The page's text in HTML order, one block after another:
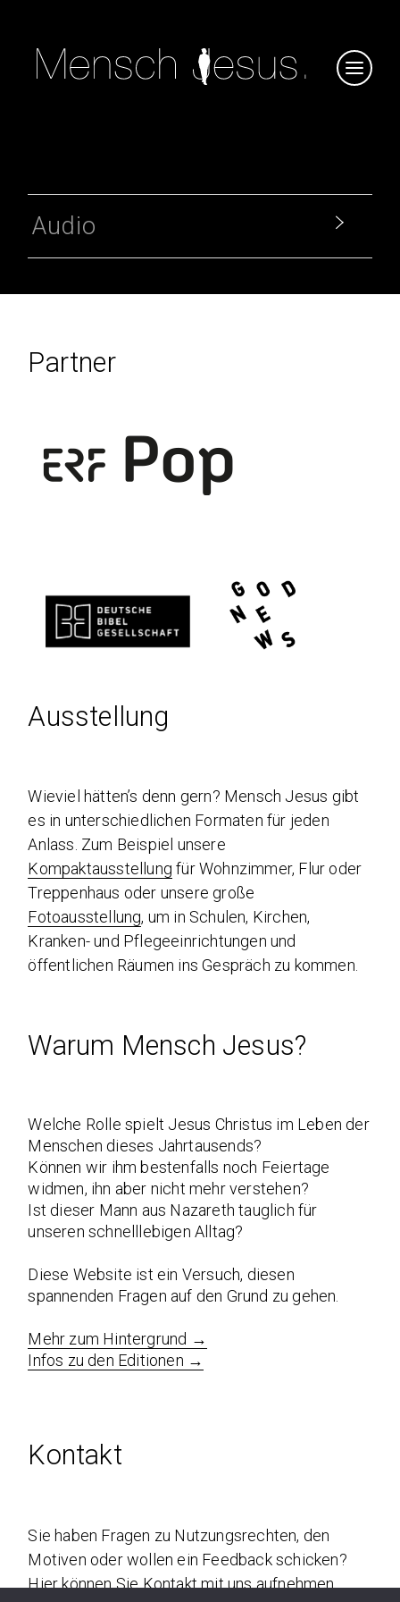
Audio
Partner
Ausstellung
Wieviel hätten’s denn gern? Mensch Jesus gibt
es in unterschiedlichen Formaten für jeden
Anlass. Zum Beispiel unsere
Kompaktausstellung für Wohnzimmer, Flur oder
Treppenhaus oder unsere große
Fotoausstellung, um in Schulen, Kirchen,
Kranken- und Pflegeeinrichtungen und
öffentlichen Räumen ins Gespräch zu kommen.
Warum Mensch Jesus?
Welche Rolle spielt Jesus Christus im Leben der
Menschen dieses Jahrtausends?
Können wir ihm bestenfalls noch Feiertage
widmen, ihn aber nicht mehr verstehen?
Ist dieser Mann aus Nazareth tauglich für
unseren schnelllebigen Alltag?
Diese Website ist ein Versuch, diesen
spannenden Fragen auf den Grund zu gehen.
Mehr zum Hintergrund →
Infos zu den Editionen →
Kontakt
Sie haben Fragen zu Nutzungsrechten, den
Motiven oder wollen ein Feedback schicken?
Hier können Sie Kontakt mit uns aufnehmen.